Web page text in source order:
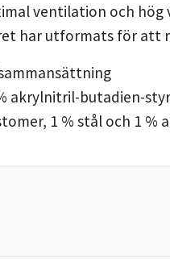
ventilation och
har utformats för att
akrylnitril-butadien-
1 % stål och 1 %